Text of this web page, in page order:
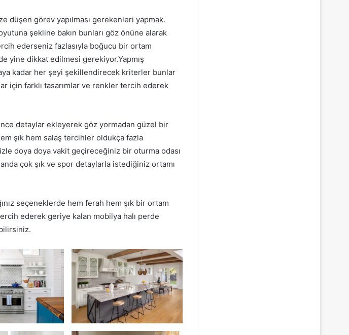
düşen görev yapılması gerekenleri yapmak.
şekline bakın bunları göz önüne alarak
ederseniz fazlasıyla boğucu bir ortam
yine dikkat edilmesi gerekiyor.Yapmış
kadar her şeyi şekillendirecek kriterler bunlar
için farklı tasarımlar ve renkler tercih ederek
detaylar ekleyerek göz yormadan güzel bir
şık hem salaş tercihler oldukça fazla
doya doya vakit geçireceğiniz bir oturma odası
çok şık ve spor detaylarla istediğiniz ortamı
seçeneklerde hem ferah hem şık bir ortam
ederek geriye kalan mobilya halı perde